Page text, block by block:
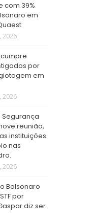
com 39%
em
2026
por
em
2026
reunião,
instituições
nas
2026
Bolsonaro
por
diz ser